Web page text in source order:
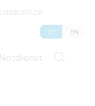
Notdienst
DE EN